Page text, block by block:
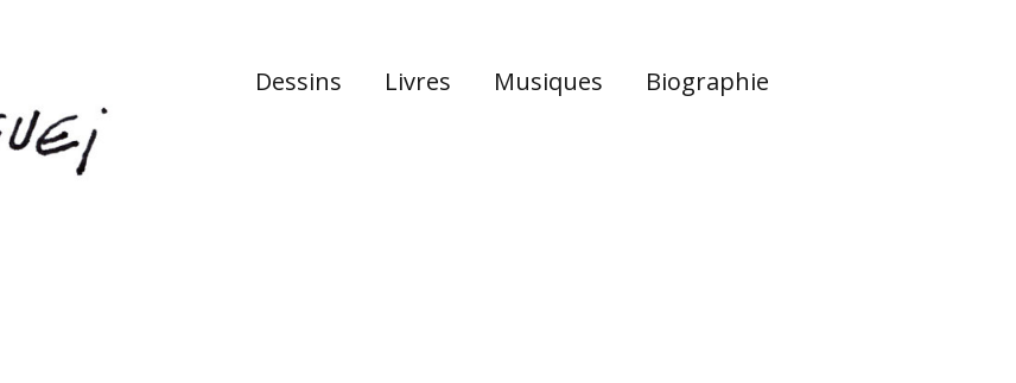
Dessins Livres Musiques Biographie